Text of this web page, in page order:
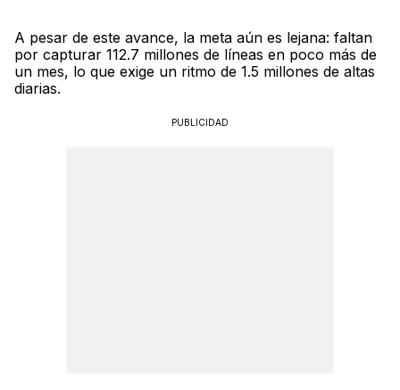
A pesar de este avance, la meta aún es lejana: faltan
por capturar 112.7 millones de líneas en poco más de
un mes, lo que exige un ritmo de 1.5 millones de altas
diarias.
PUBLICIDAD